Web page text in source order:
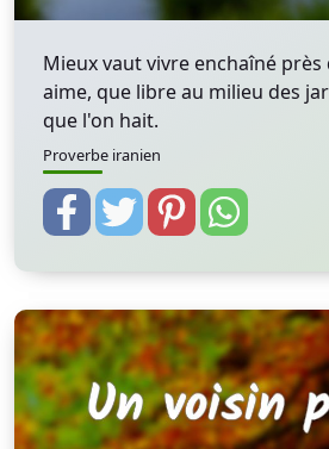
Mieux vaut vivre enchaîné près
aime, que libre au milieu des
que l'on hait.
Proverbe iranien